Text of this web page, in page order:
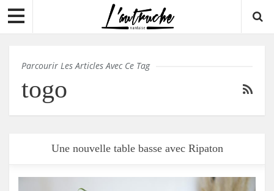
Parcourir Les Articles Avec Ce Tag
togo
Une nouvelle table basse avec Ripaton